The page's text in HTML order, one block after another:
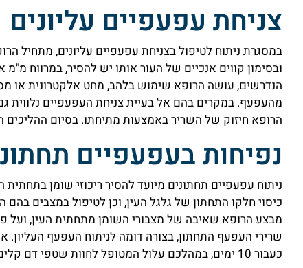
צניחת עפעפיים עליונים
במסגרת ניתוח לטיפול בצניחת עפעפיים עליונים, מתחיל
ובסימון קווים אנכיים של העור אותו יש להסיר, במרווח מ"מ
הנדרשים, עושה הרופא שימוש בלהב, מחט אלקטרונית או
מהעפעף. במקרים בהם אל בעיית צניחת העפעפיים
הרופא חיזוק של השריר באמצעות מתיחתו. בסיום
נפיחות בעפעפיים
ניתוח עפעפיים תחתונים מיועד להסיר ריכוזי שומן
כיסוי חלקו התחתון של גלגל העין, וכן לטיפול במצבים
מבצע הרופא שאיבה של מצבורי השומן מתחתית העין, ועל
שרירי העפעף התחתון, בצורה דומה לניתוח העפעף
כעבור 10 ימים, במהלכם עלול המטופל לחוות שטפי דם קלים ונפיחות מקומית כחלק מתהליך ההחלמה.